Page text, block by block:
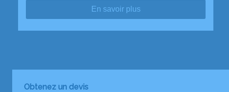
En savoir plus
Obtenez un devis